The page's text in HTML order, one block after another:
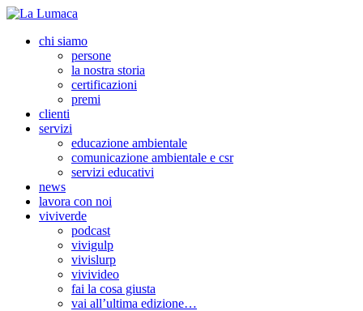
chi siamo
persone
la nostra storia
certificazioni
premi
clienti
servizi
educazione ambientale
comunicazione ambientale e csr
servizi educativi
news
lavora con noi
viviverde
podcast
vivigulp
vivislurp
vivivideo
fai la cosa giusta
vai all’ultima edizione…